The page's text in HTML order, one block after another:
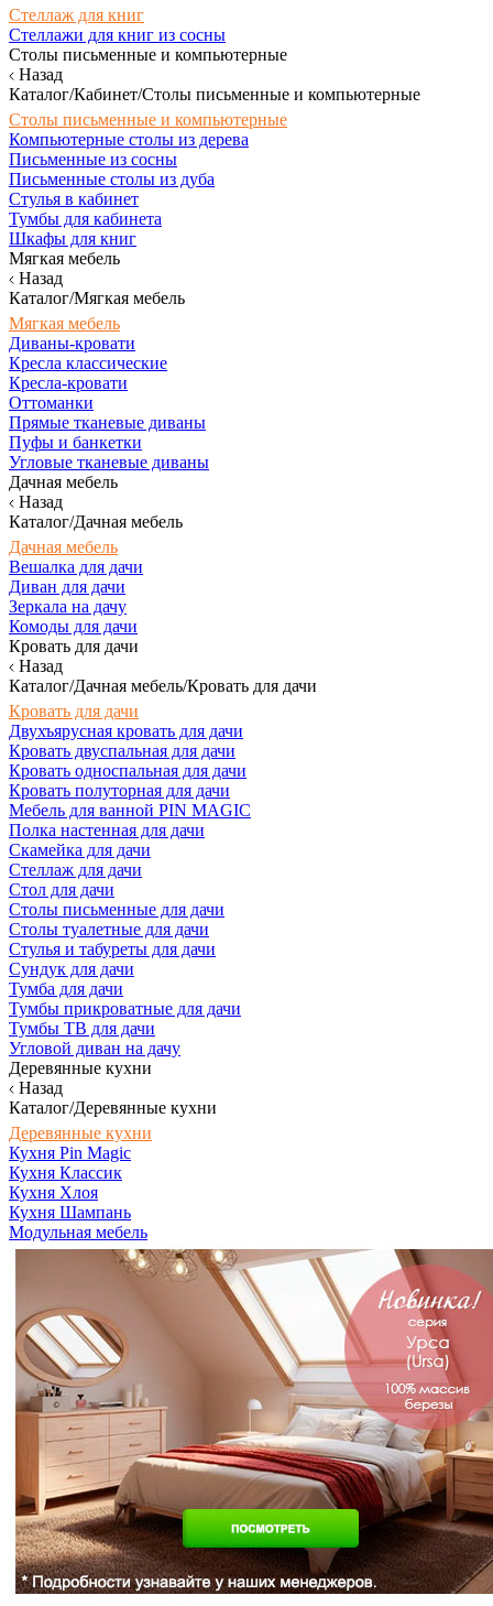
Стеллаж для книг
Стеллажи для книг из сосны
Столы письменные и компьютерные
Назад
Каталог/Кабинет/Столы письменные и компьютерные
Столы письменные и компьютерные
Компьютерные столы из дерева
Письменные из сосны
Письменные столы из дуба
Стулья в кабинет
Тумбы для кабинета
Шкафы для книг
Мягкая мебель
Назад
Каталог/Мягкая мебель
Мягкая мебель
Диваны-кровати
Кресла классические
Кресла-кровати
Оттоманки
Прямые тканевые диваны
Пуфы и банкетки
Угловые тканевые диваны
Дачная мебель
Назад
Каталог/Дачная мебель
Дачная мебель
Вешалка для дачи
Диван для дачи
Зеркала на дачу
Комоды для дачи
Кровать для дачи
Назад
Каталог/Дачная мебель/Кровать для дачи
Кровать для дачи
Двухъярусная кровать для дачи
Кровать двуспальная для дачи
Кровать односпальная для дачи
Кровать полуторная для дачи
Мебель для ванной PIN MAGIC
Полка настенная для дачи
Скамейка для дачи
Стеллаж для дачи
Стол для дачи
Столы письменные для дачи
Столы туалетные для дачи
Стулья и табуреты для дачи
Сундук для дачи
Тумба для дачи
Тумбы прикроватные для дачи
Тумбы ТВ для дачи
Угловой диван на дачу
Деревянные кухни
Назад
Каталог/Деревянные кухни
Деревянные кухни
Кухня Pin Magic
Кухня Классик
Кухня Хлоя
Кухня Шампань
Модульная мебель